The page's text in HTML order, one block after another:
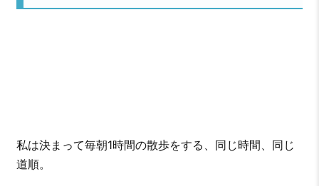
私は決まって毎朝1時間の散歩をする、同じ時間、同じ
道順。